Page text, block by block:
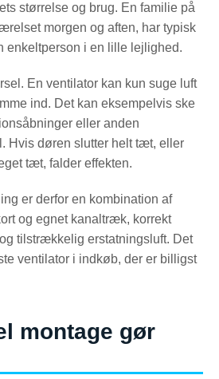
størrelse og brug. En familie på
morgen og aften, har typisk
enkeltperson i en lille lejlighed.
En ventilator kan kun suge luft
ind. Det kan eksempelvis ske
eller anden
Hvis døren slutter helt tæt, eller
tæt, falder effekten.
er derfor en kombination af
og egnet kanaltræk, korrekt
tilstrækkelig erstatningsluft. Det
ventilator i indkøb, der er billigst
montage gør